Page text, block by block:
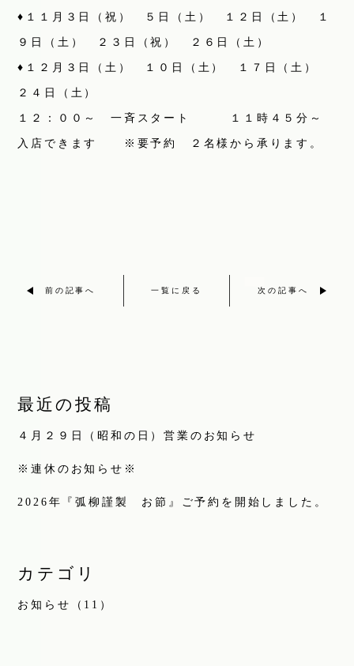
♦１１月３日（祝） ５日（土） １２日（土） １
９日（土） ２３日（祝） ２６日（土）
♦１２月３日（土） １０日（土） １７日（土）
２４日（土）
１２：００～ 一斉スタート １１時４５分～
入店できます ※要予約 ２名様から承ります。
前の記事へ 一覧に戻る 次の記事へ
最近の投稿
４月２９日（昭和の日）営業のお知らせ
※連休のお知らせ※
2026年『弧柳謹製 お節』ご予約を開始しました。
カテゴリ
お知らせ（11）